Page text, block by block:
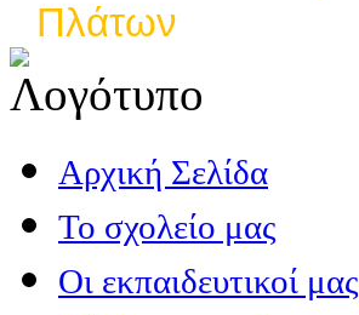
Πλάτων
Αρχική Σελίδα
Το σχολείο μας
Οι εκπαιδευτικοί μας